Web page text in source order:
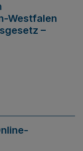
Westfalen
–